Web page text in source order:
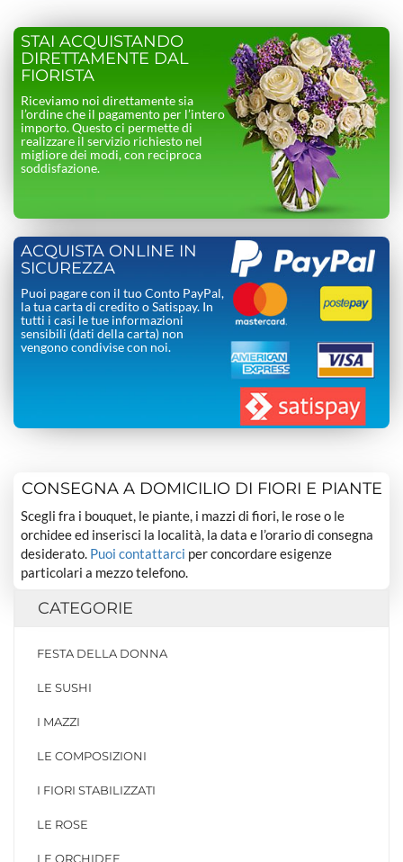
STAI ACQUISTANDO
DIRETTAMENTE DAL
FIORISTA
Riceviamo noi direttamente sia
l’ordine che il pagamento per l’intero
importo. Questo ci permette di
realizzare il servizio richiesto nel
migliore dei modi, con reciproca
soddisfazione.
ACQUISTA ONLINE IN
SICUREZZA
Puoi pagare con il tuo Conto PayPal,
la tua carta di credito o Satispay. In
tutti i casi le tue informazioni
sensibili (dati della carta) non
vengono condivise con noi.
CONSEGNA A DOMICILIO DI FIORI E PIANTE
Scegli fra i bouquet, le piante, i mazzi di fiori, le rose o le
orchidee ed inserisci la località, la data e l’orario di consegna
desiderato. Puoi contattarci per concordare esigenze
particolari a mezzo telefono.
CATEGORIE
FESTA DELLA DONNA
LE SUSHI
I MAZZI
LE COMPOSIZIONI
I FIORI STABILIZZATI
LE ROSE
LE ORCHIDEE